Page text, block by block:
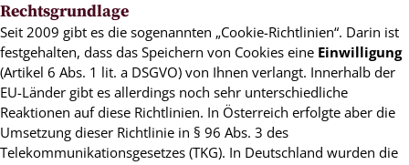
Rechtsgrundlage
Seit 2009 gibt es die sogenannten „Cookie-Richtlinien“. Darin ist
festgehalten, dass das Speichern von Cookies eine Einwilligung
(Artikel 6 Abs. 1 lit. a DSGVO) von Ihnen verlangt. Innerhalb der
EU-Länder gibt es allerdings noch sehr unterschiedliche
Reaktionen auf diese Richtlinien. In Österreich erfolgte aber die
Umsetzung dieser Richtlinie in § 96 Abs. 3 des
Telekommunikationsgesetzes (TKG). In Deutschland wurden die